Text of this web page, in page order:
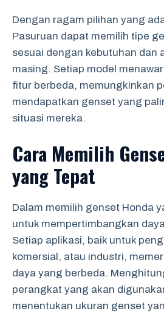
Dengan ragam pilihan yang
Pasuruan dapat memilih tipe
sesuai dengan kebutuhan dan
masing. Setiap model
fitur berbeda, memungkinkan
mendapatkan genset yang
situasi mereka.
Cara Memilih
yang Tepat
Dalam memilih genset Honda
untuk mempertimbangkan
Setiap aplikasi, baik untuk
komersial, atau industri,
daya yang berbeda.
perangkat yang akan
menentukan ukuran genset